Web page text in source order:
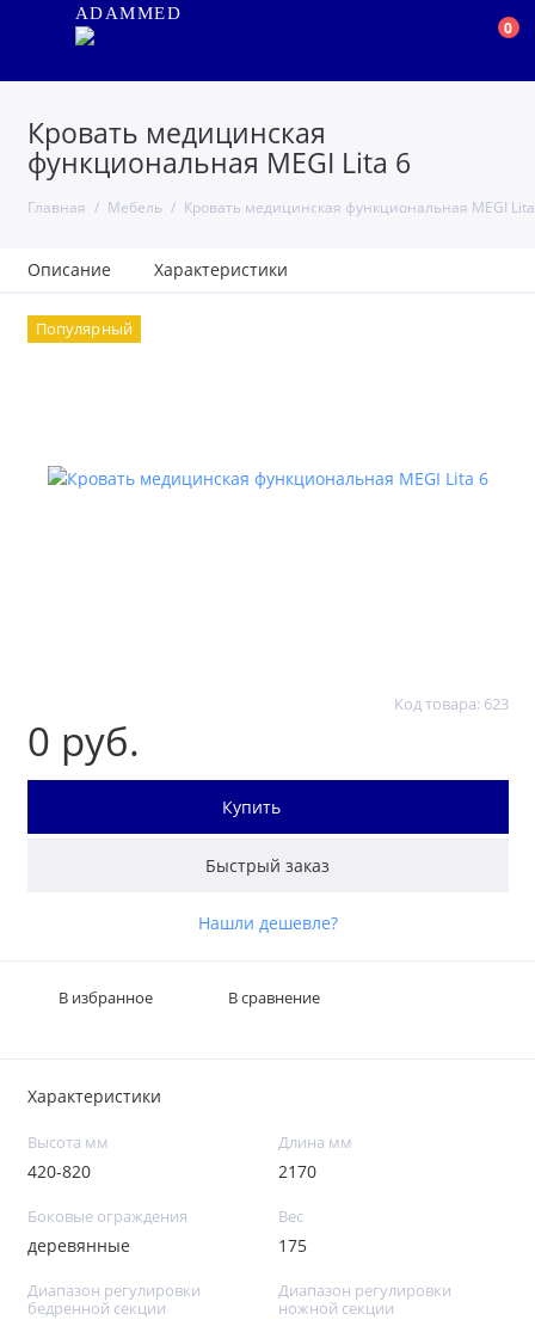
ADAMMED
0
Кровать медицинская
функциональная MEGI Lita 6
Главная Мебель Кровать медицинская функциональная MEGI
Описание Характеристики
Популярный
Код товара: 623
0 руб.
Купить
Быстрый заказ
Нашли дешевле?
В избранное В сравнение
Характеристики
Высота мм
420-820
Длина мм
2170
Боковые ограждения
деревянные
Вес
175
Диапазон регулировки
бедренной секции
Диапазон регулировки
ножной секции